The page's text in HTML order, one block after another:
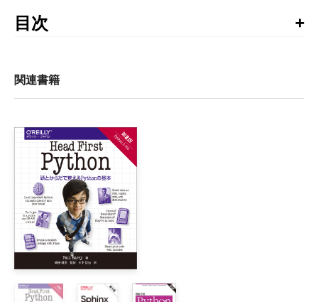
います。お手持ちの書籍では、すでに修正が施されてい
る場合がありますので、書籍最終ページの奥付でお手持
第1刷正誤表
■P. 20 フィボナッチ級数の出力結果
【誤】
0
目次
1章　食欲をそそってみようか
2章　Pythonインタープリタの使い方
    2.1　インタープリタの起動
        2.1.1　引数を渡す
        2.1.2　対話モード
    2.2　インタープリタとその環境
        2.2.1　ソースコード・エンコーディング
3章　気楽な入門編
        3.1.1　数値
関連書籍